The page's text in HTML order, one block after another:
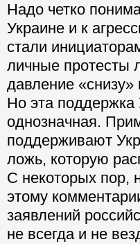
Надо четко
Украине и к
стали
личные протесты
давление
Но эта
однозначная.
поддерживают
ложь, которую
С некоторых пор,
этому
заявлений
не всегда и не